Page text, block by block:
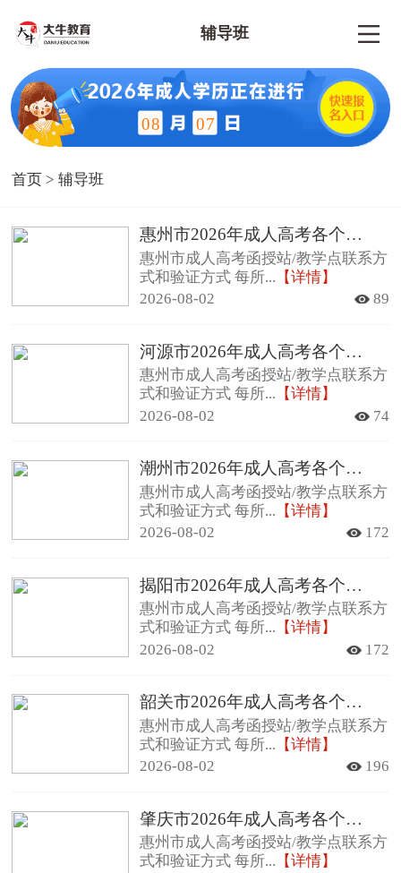
辅导班
08 07
首页 >辅导班
惠州市2026年成人高考各个函授站查询方法及其联系方式
惠州市成人高考函授站/教学点联系方
式和验证方式 每所... 【详情】
2026-08-02
89
河源市2026年成人高考各个函授站查询方法及其联系方式
惠州市成人高考函授站/教学点联系方
式和验证方式 每所... 【详情】
2026-08-02
74
潮州市2026年成人高考各个函授站查询方法及其联系方式
惠州市成人高考函授站/教学点联系方
式和验证方式 每所... 【详情】
2026-08-02
172
揭阳市2026年成人高考各个函授站查询方法及其联系方式
惠州市成人高考函授站/教学点联系方
式和验证方式 每所... 【详情】
2026-08-02
172
韶关市2026年成人高考各个函授站查询方法及其联系方式
惠州市成人高考函授站/教学点联系方
式和验证方式 每所... 【详情】
2026-08-02
196
肇庆市2026年成人高考各个函授站查询方法及其联系方式
惠州市成人高考函授站/教学点联系方
式和验证方式 每所... 【详情】